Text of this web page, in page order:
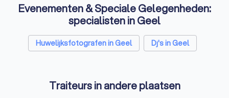
Evenementen & Speciale Gelegenheden:
specialisten in Geel
Huwelijksfotografen in Geel Dj's in Geel
Traiteurs in andere plaatsen